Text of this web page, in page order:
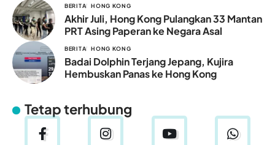
BERITA HONG KONG
Akhir Juli, Hong Kong Pulangkan 33 Mantan
PRT Asing Paperan ke Negara Asal
BERITA HONG KONG
Badai Dolphin Terjang Jepang, Kujira
Hembuskan Panas ke Hong Kong
Tetap terhubung